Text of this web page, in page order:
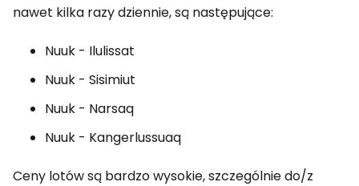
nawet kilka razy dziennie, są następujące:
Nuuk - Ilulissat
Nuuk - Sisimiut
Nuuk - Narsaq
Nuuk - Kangerlussuaq
Ceny lotów są bardzo wysokie, szczególnie do/z